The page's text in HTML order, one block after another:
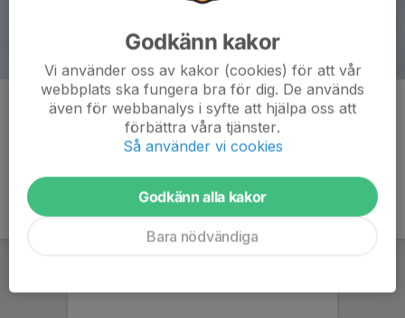
Kommentarer
Godkänn kakor
Vi använder oss av kakor (cookies) för att vår
webbplats ska fungera bra för dig. De används
även för webbanalys i syfte att hjälpa oss att
förbättra våra tjänster.
Så använder vi cookies
Godkänn alla kakor
Bara nödvändiga